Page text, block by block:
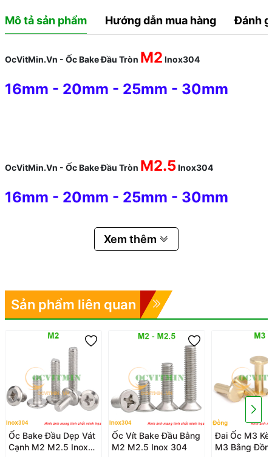
Mô tả sản phẩm Hướng dẫn mua hàng Đánh
OcVitMin.Vn - Ốc Bake Đầu Tròn M2 Inox304
16mm - 20mm - 25mm - 30mm
OcVitMin.Vn - Ốc Bake Đầu Tròn M2.5 Inox304
16mm - 20mm - 25mm - 30mm
Xem thêm
Sản phẩm liên quan
Ốc Bake Đầu Dẹp Vát
Cạnh M2 M2.5 Inox
Ốc Vít Bake Đầu Bằng
M2 M2.5 Inox 304
Đai Ốc M3
M3 Bằng